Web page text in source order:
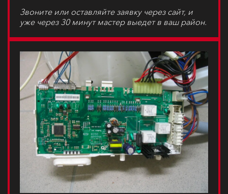
Звоните или оставляйте заявку через сайт, и
уже через 30 минут мастер выедет в ваш район.